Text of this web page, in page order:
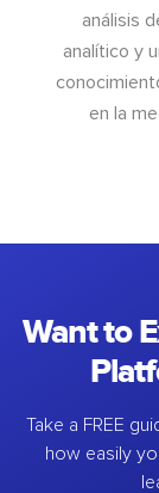
análisis
analítico y
en la
Want to
Take a FREE
how easily